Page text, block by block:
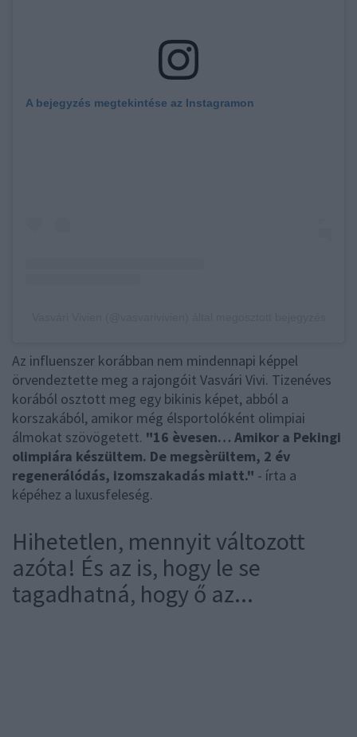
A bejegyzés megtekintése az Instagramon
Az influenszer korábban nem mindennapi képpel
örvendeztette meg a rajongóit Vasvári Vivi. Tizenéves
korából osztott meg egy bikinis képet, abból a
korszakából, amikor még élsportolóként olimpiai
álmokat szövögetett. "16 èvesen… Amikor a Pekingi
olimpiára készültem. De megsèrültem, 2 év
regenerálódás, izomszakadás miatt." - írta a
képéhez a luxusfeleség.
Hihetetlen, mennyit változott
azóta! És az is, hogy le se
tagadhatná, hogy ő az...